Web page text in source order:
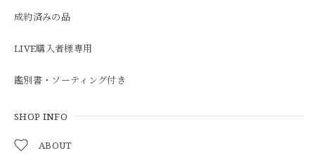
成約済みの品
LIVE購入者様専用
鑑別書・ソーティング付き
SHOP INFO
ABOUT